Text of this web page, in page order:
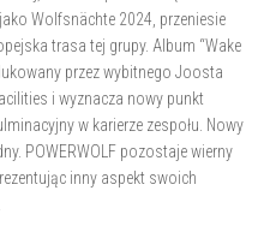
Wolfsnächte 2024, przeniesie
trasa tej grupy. Album “Wake
przez wybitnego Joosta
i wyznacza nowy punkt
w karierze zespołu. Nowy
POWERWOLF pozostaje wierny
inny aspekt swoich